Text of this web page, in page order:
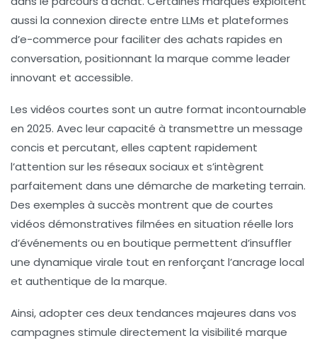
aussi la connexion directe entre LLMs et plateformes
d’e-commerce pour faciliter des achats rapides en
conversation, positionnant la marque comme leader
innovant et accessible.
Les vidéos courtes sont un autre format incontournable
en 2025. Avec leur capacité à transmettre un message
concis et percutant, elles captent rapidement
l’attention sur les réseaux sociaux et s’intègrent
parfaitement dans une démarche de marketing terrain.
Des exemples à succès montrent que de courtes
vidéos démonstratives filmées en situation réelle lors
d’événements ou en boutique permettent d’insuffler
une dynamique virale tout en renforçant l’ancrage local
et authentique de la marque.
Ainsi, adopter ces deux tendances majeures dans vos
campagnes stimule directement la visibilité marque